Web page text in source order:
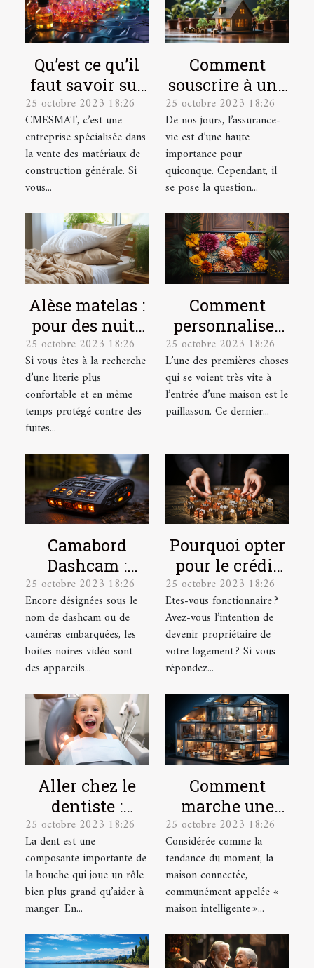
Qu’est ce qu’il
faut savoir sur
CMESMAT ?
25 octobre 2023 18:26
CMESMAT, c’est une
entreprise spécialisée dans
la vente des matériaux de
construction générale. Si
vous...
Comment
souscrire à une
assurance vie ?
25 octobre 2023 18:26
De nos jours, l’assurance-
vie est d’une haute
importance pour
quiconque. Cependant, il
se pose la question...
Alèse matelas :
pour des nuits
plus
confortables et
plus douces !
25 octobre 2023 18:26
Si vous êtes à la recherche
d’une literie plus
confortable et en même
temps protégé contre des
fuites...
Comment
personnaliser
votre
paillasson ?
25 octobre 2023 18:26
L’une des premières choses
qui se voient très vite à
l’entrée d’une maison est le
paillasson. Ce dernier...
Camabord
Dashcam :
Qu’est-ce
qu’une boite
noire vidéo ?
25 octobre 2023 18:26
Encore désignées sous le
nom de dashcam ou de
caméras embarquées, les
boites noires vidéo sont
des appareils...
Pourquoi opter
pour le crédit
immobilier en
tant que
fonctionnaire ?
25 octobre 2023 18:26
Etes-vous fonctionnaire ?
Avez-vous l’intention de
devenir propriétaire de
votre logement ? Si vous
répondez...
Aller chez le
dentiste :
parlons-en !
25 octobre 2023 18:26
La dent est une
composante importante de
la bouche qui joue un rôle
bien plus grand qu’aider à
manger. En...
Comment
marche une
maison
connectée ?
25 octobre 2023 18:26
Considérée comme la
tendance du moment, la
maison connectée,
communément appelée «
maison intelligente »...